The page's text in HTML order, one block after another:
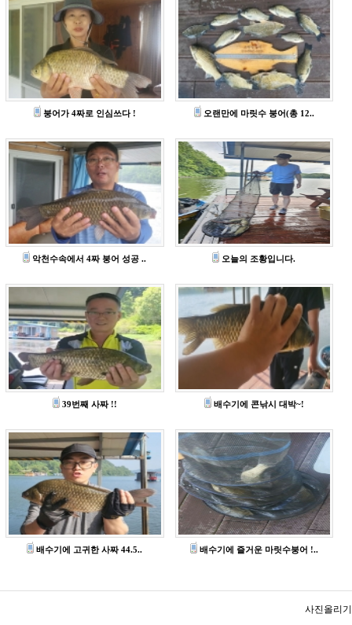
붕어가 4짜로 인심쓰다 ! 오랜만에 마릿수 붕어(총 12..
악천수속에서 4짜 붕어 성공 .. 오늘의 조황입니다.
39번째 사짜 !! 배수기에 콘낚시 대박~!
배수기에 고귀한 사짜 44.5.. 배수기에 즐거운 마릿수붕어 !..
사진올리기